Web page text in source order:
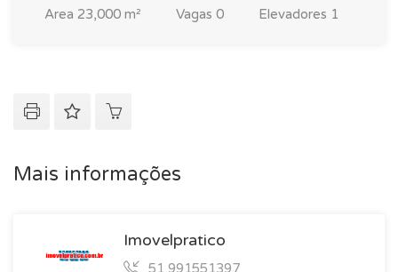
Area 23,000 m² Vagas 0 Elevadores 1
Mais informações
Imovelpratico
51 991551397